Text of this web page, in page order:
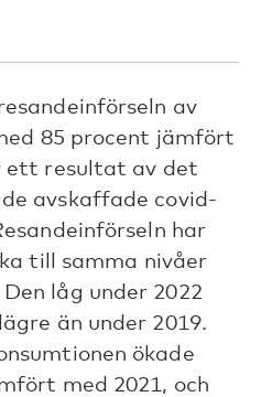
av
85 procent jämfört
ett resultat av det
avskaffade covid-
har
till samma nivåer
låg under 2022
än under 2019.
ökade
med 2021, och